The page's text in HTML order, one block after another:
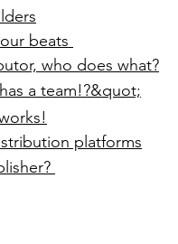
beats
who does what?
a team!?&quot;
platforms